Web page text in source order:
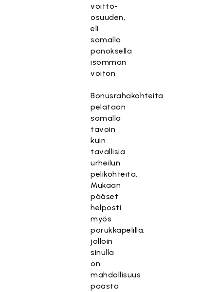
voitto-
osuuden,
eli
samalla
panoksella
isomman
voiton.
Bonusrahakohteita
pelataan
samalla
tavoin
kuin
tavallisia
urheilun
pelikohteita.
Mukaan
pääset
helposti
myös
porukkapelillä,
jolloin
sinulla
on
mahdollisuus
päästä